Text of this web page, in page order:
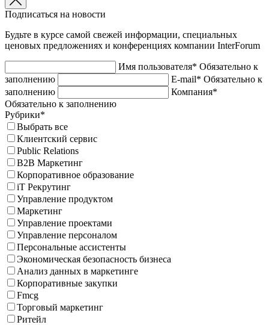
Подписаться на новости
Будьте в курсе самой свежей информации, специальных
ценовых предложениях и конференциях компании InterForum
Имя пользователя* Обязательно к
заполнению
E-mail* Обязательно к
заполнению
Компания*
Обязательно к заполнению
Рубрики*
Выбрать все
Клиентский сервис
Public Relations
B2B Маркетинг
Корпоративное образование
iT Рекрутинг
Управление продуктом
Маркетинг
Управление проектами
Управление персоналом
Персональные ассистенты
Экономическая безопасность бизнеса
Анализ данных в маркетинге
Корпоративные закупки
Fmcg
Торговый маркетинг
Ритейл